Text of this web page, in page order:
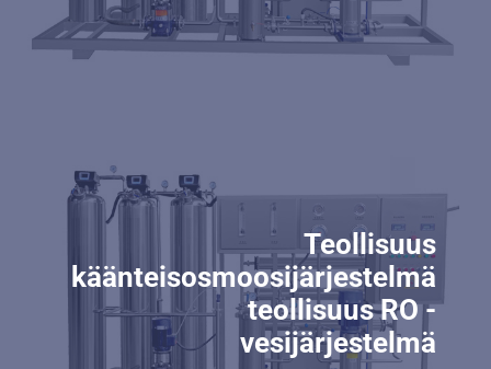
Teollisuus
käänteisosmoosijärjestelmä
teollisuus RO -
vesijärjestelmä